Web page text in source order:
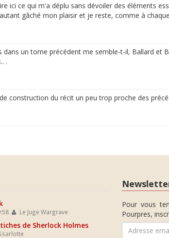
ici ce qui m'a déplu sans dévoiler des éléments
gâché mon plaisir et je reste, comme à
un tome précédent me semble-t-il, Ballard et
.
construction du récit un peu trop proche des
Le Juge Wargrave
de Sherlock Holmes
Pour vous
Pourpres,